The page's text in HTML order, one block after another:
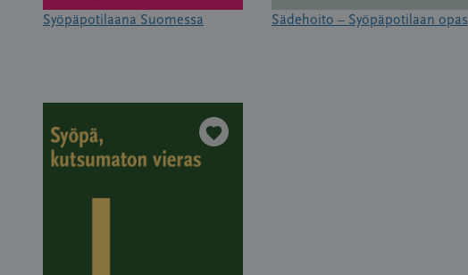
Syöpäpotilaana Suomessa Sädehoito – Syöpäpotilaan opas